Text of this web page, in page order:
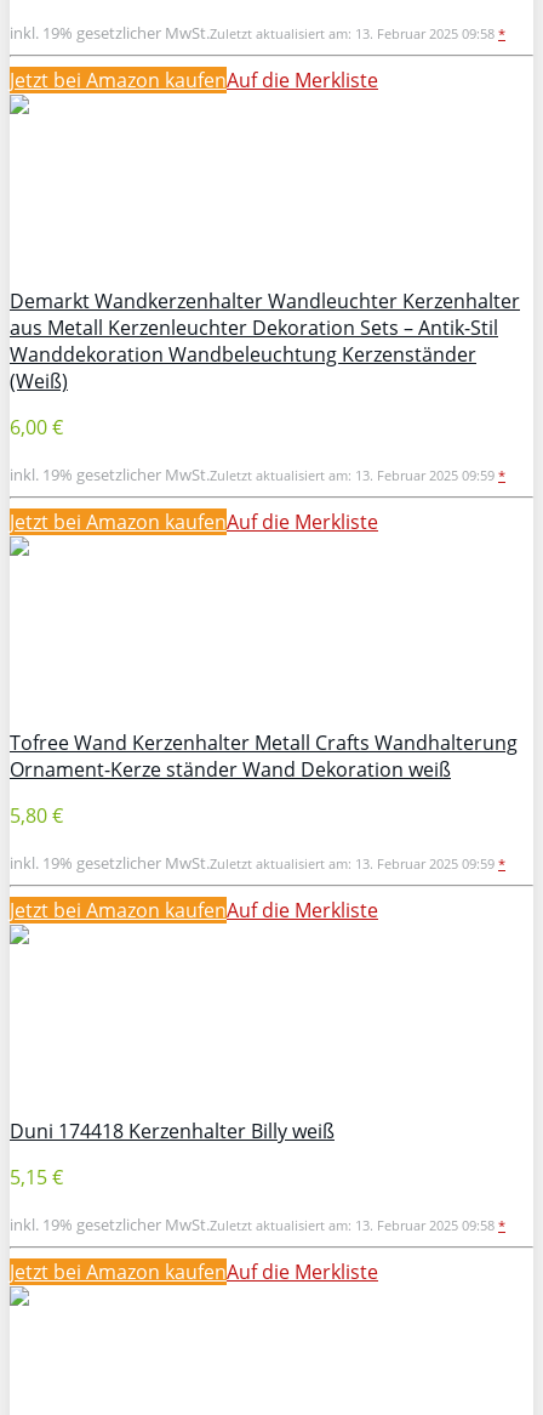
inkl. 19% gesetzlicher MwSt.Zuletzt aktualisiert am: 13. Februar 2025 09:58 *
Jetzt bei Amazon kaufenAuf die Merkliste
Demarkt Wandkerzenhalter Wandleuchter Kerzenhalter
aus Metall Kerzenleuchter Dekoration Sets – Antik-Stil
Wanddekoration Wandbeleuchtung Kerzenständer
(Weiß)
6,00 €
inkl. 19% gesetzlicher MwSt.Zuletzt aktualisiert am: 13. Februar 2025 09:59 *
Jetzt bei Amazon kaufenAuf die Merkliste
Tofree Wand Kerzenhalter Metall Crafts Wandhalterung
Ornament-Kerze ständer Wand Dekoration weiß
5,80 €
inkl. 19% gesetzlicher MwSt.Zuletzt aktualisiert am: 13. Februar 2025 09:59 *
Jetzt bei Amazon kaufenAuf die Merkliste
Duni 174418 Kerzenhalter Billy weiß
5,15 €
inkl. 19% gesetzlicher MwSt.Zuletzt aktualisiert am: 13. Februar 2025 09:58 *
Jetzt bei Amazon kaufenAuf die Merkliste